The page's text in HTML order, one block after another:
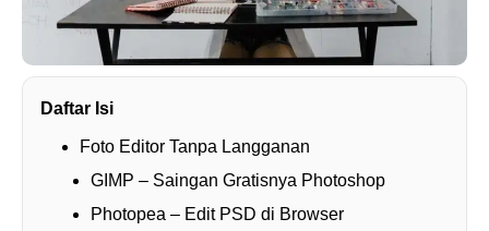
Daftar Isi
Foto Editor Tanpa Langganan
GIMP – Saingan Gratisnya Photoshop
Photopea – Edit PSD di Browser